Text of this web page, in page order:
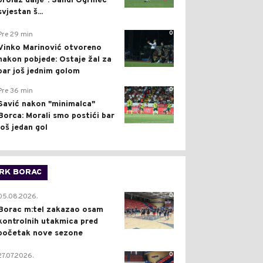
š...
0
29 min
Marinović otvoreno
pobjede: Ostaje žal za
još jednim golom
0
36 min
nakon "minimalca"
Morali smo postići bar
jedan gol
RK BORAC
0
m:tel zakazao osam
utakmica pred
nove sezone
0